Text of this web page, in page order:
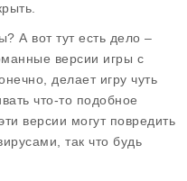
А вот тут есть дело –
версии игры с
делает игру чуть
что-то подобное
версии могут повредить
так что будь